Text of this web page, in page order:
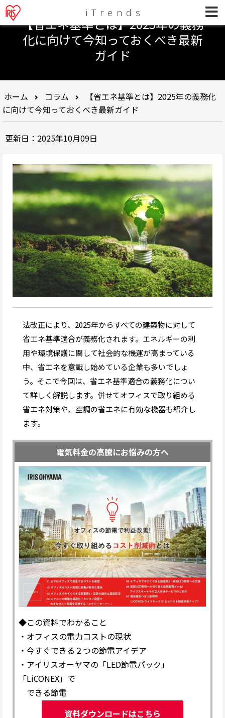
【省エネ基準とは】2025年の義務
化に向けて今知っておくべき最新
ガイド
ホーム コラム
【省エネ基準とは】2025年の義務化
に向けて今知っておくべき最新ガイド
更新日：2025年10月09日
法改正により、2025年からすべての建築物に対して
省エネ基準適合が義務化されます。エネルギーの利
用や環境保護に関して社会的な機運が高まっている
中、省エネを意識し始めている企業も多いでしょ
う。そこで今回は、省エネ基準適合の義務化につい
て詳しく解説します。併せてオフィスで取り組める
省エネ対策や、空調の省エネに有効な機器も紹介し
ます。
電気料金の高騰にお悩みの方へ
◆この資料でわかること
・オフィスの電力コストの現状
・今すぐできる２つの節電アイデア
・アイリスオーヤマの「LED節電パック」
「LiCONEX」で
できる節電
資料ダウンロードはこちら
iTrends